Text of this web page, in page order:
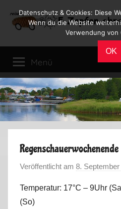
Inhalt
Reiseblog
Leben
im
Wohnmobil
Menü
Regenschauerwochenende
Veröffentlicht am 8. September
Temperatur: 17°C – 9Uhr
(So)
Datenschutz & Cookies: Diese
Wenn du die Website
Verwendung von
OK